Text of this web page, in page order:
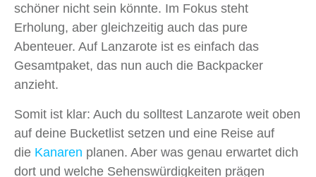
schöner nicht sein könnte. Im Fokus steht
Erholung, aber gleichzeitig auch das pure
Abenteuer. Auf Lanzarote ist es einfach das
Gesamtpaket, das nun auch die Backpacker
anzieht.
Somit ist klar: Auch du solltest Lanzarote weit oben
auf deine Bucketlist setzen und eine Reise auf
die Kanaren planen. Aber was genau erwartet dich
dort und welche Sehenswürdigkeiten prägen